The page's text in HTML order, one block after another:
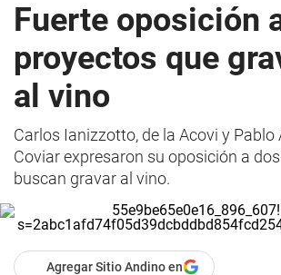
Fuerte oposición
proyectos que
al vino
Carlos Ianizzotto, de la Acovi y Pablo
Coviar expresaron su oposición a
buscan gravar al vino.
Agregar Sitio Andino en